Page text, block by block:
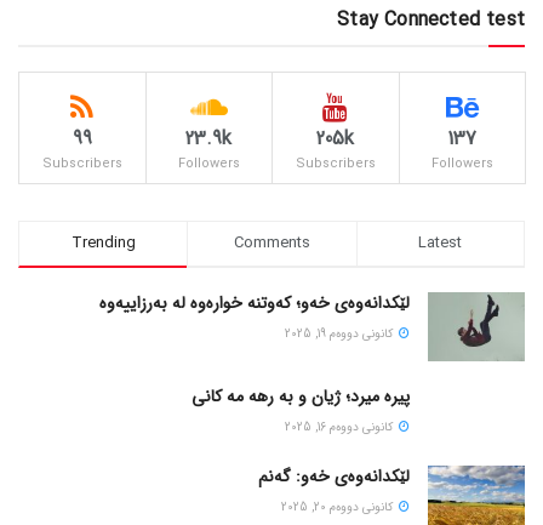
Stay Connected test
137
Followers
205k
Subscribers
23.9k
Followers
99
Subscribers
Trending Comments Latest
لێکدانەوەی خەو؛ کەوتنە خوارەوە لە بەرزاییەوە
كانونی دووه‌م 19, 2025
پیره میرد؛ ژیان و به رهه مه کانی
كانونی دووه‌م 16, 2025
لێکدانەوەی خەو: گەنم
كانونی دووه‌م 20, 2025